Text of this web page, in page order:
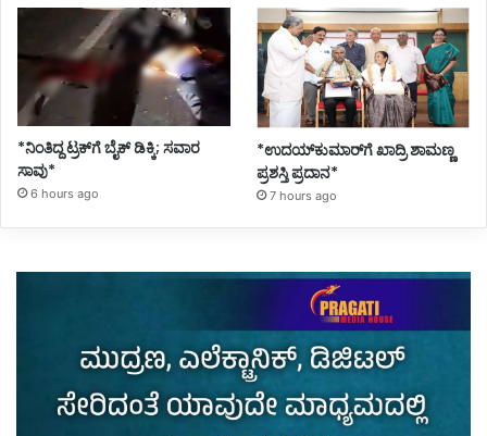
*ನಿಂತಿದ್ದ ಟ್ರಕ್‌ಗೆ ಬೈಕ್ ಡಿಕ್ಕಿ; ಸವಾರ
ಸಾವು*
6 hours ago
*ಉದಯ್‌ಕುಮಾರ್‌ಗೆ ಖಾದ್ರಿ ಶಾಮಣ್ಣ
ಪ್ರಶಸ್ತಿ ಪ್ರದಾನ*
7 hours ago